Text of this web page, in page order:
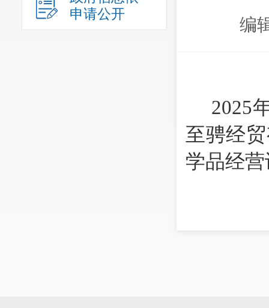
申请公开
编
2025
至骋经
学品经